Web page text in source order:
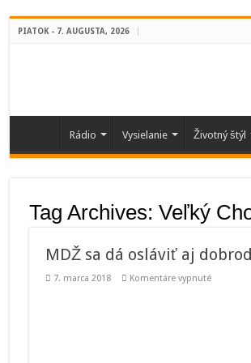
PIATOK - 7. AUGUSTA, 2026
Rádio Vysielanie Životný štýl
Tag Archives: Veľký
MDŽ sa dá osláviť aj
7. marca 2018 Komentáre vypnuténa